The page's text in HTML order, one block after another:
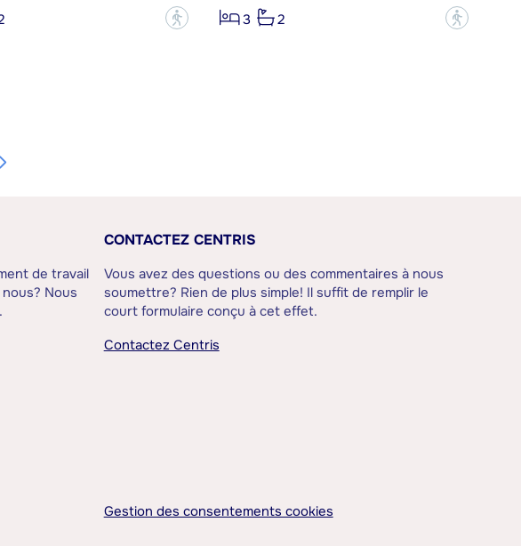
?
3
2 ?
de travail
Nous
CONTACTEZ CENTRIS
Vous avez des questions ou des commentaires à nous
soumettre? Rien de plus simple! Il suffit de remplir le
court formulaire conçu à cet effet.
Contactez Centris
Gestion des consentements cookies